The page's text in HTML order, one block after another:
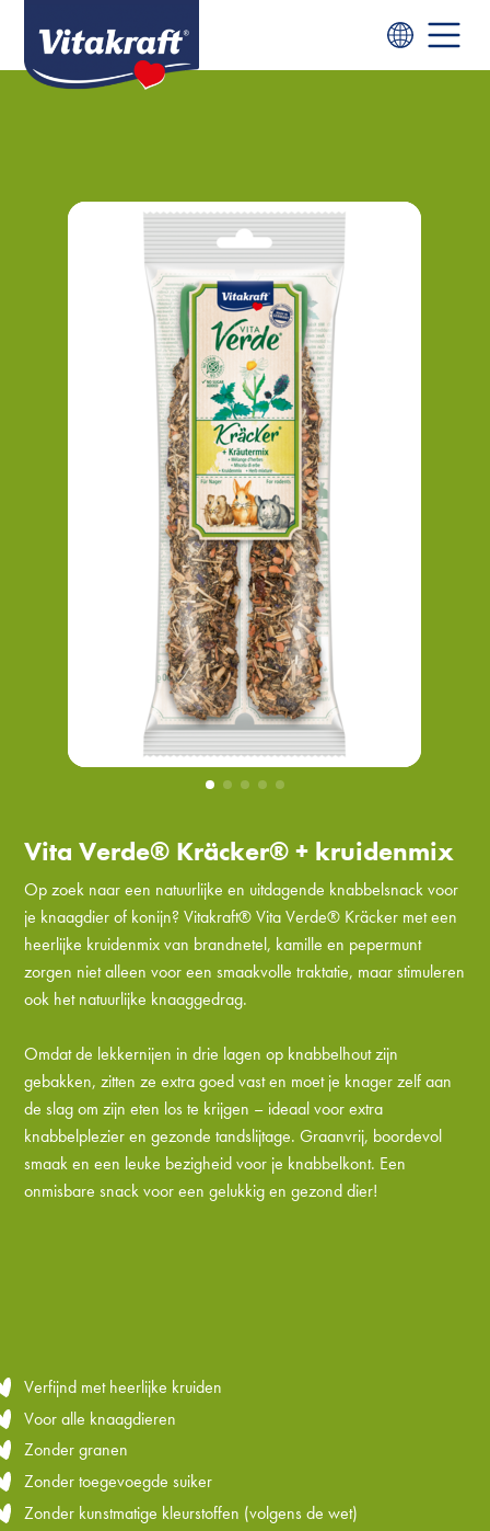
Vita Verde® Kräcker® + kruidenmix
Op zoek naar een natuurlijke en uitdagende knabbelsnack voor
je knaagdier of konijn? Vitakraft® Vita Verde® Kräcker met een
heerlijke kruidenmix van brandnetel, kamille en pepermunt
zorgen niet alleen voor een smaakvolle traktatie, maar stimuleren
ook het natuurlijke knaaggedrag.
Omdat de lekkernijen in drie lagen op knabbelhout zijn
gebakken, zitten ze extra goed vast en moet je knager zelf aan
de slag om zijn eten los te krijgen – ideaal voor extra
knabbelplezier en gezonde tandslijtage. Graanvrij, boordevol
smaak en een leuke bezigheid voor je knabbelkont. Een
onmisbare snack voor een gelukkig en gezond dier!
Verfijnd met heerlijke kruiden
Voor alle knaagdieren
Zonder granen
Zonder toegevoegde suiker
Zonder kunstmatige kleurstoffen (volgens de wet)